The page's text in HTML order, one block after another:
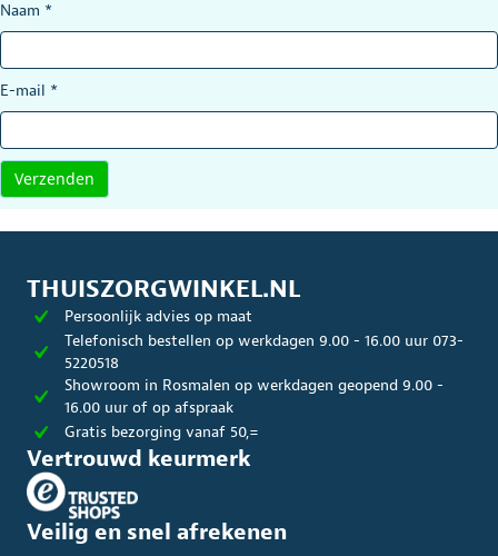
Naam *
E-mail *
THUISZORGWINKEL.NL
Persoonlijk advies op maat
Telefonisch bestellen op werkdagen 9.00 - 16.00 uur 073-
5220518
Showroom in Rosmalen op werkdagen geopend 9.00 -
16.00 uur of op afspraak
Gratis bezorging vanaf 50,=
Vertrouwd keurmerk
Veilig en snel afrekenen